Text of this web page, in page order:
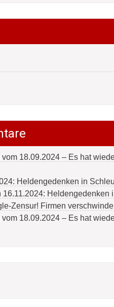
18.09.2024 – Es hat
Heldengedenken in
16.11.2024: Heldengedenken
Zensur! Firmen
18.09.2024 – Es hat